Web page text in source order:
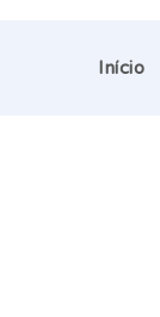
Início